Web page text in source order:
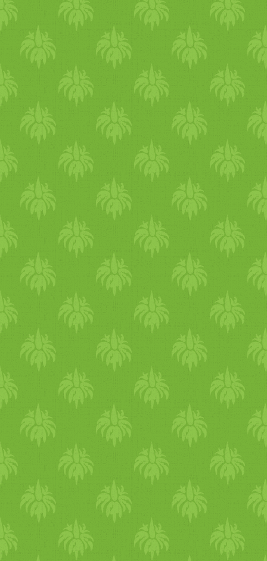
jelentik. A rizs, a tej, tejszín,
datolya, párolt alma,
édesburgonya, sütőtök,
kókusztej,mandula, etc.
azaz minden ami édes ízt
képviseli jó most. Szóval
bátrabban az édes ízzel, mert
ez most testileg és lelkileg is
kedvező. Az egyik legjobb a
szárazság ellen, hogy vigyél
be a szervezetedbe több
zsiradékot. Csorgass ghít
(tisztított vajat az ételedre)
vagy önts hozzá olívaolajat
vagy egy kis szezámolajat.
Részesítsd előnyben a meleg
ételeket, már reggelire is